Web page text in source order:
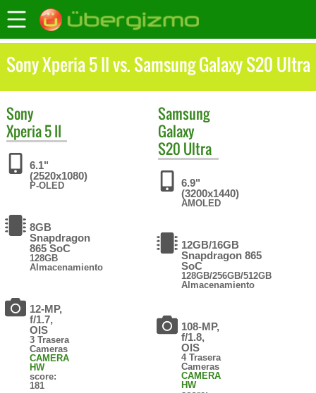
Sony Xperia 5 II vs. Samsung Galaxy S20 Ultra
Sony
Xperia 5 II
6.1"
(2520x1080)
P-OLED
8GB
Snapdragon
865 SoC
128GB
Almacenamiento
12-MP,
f/1.7,
OIS
3 Trasera
Cameras
CAMERA
HW
score:
181
Samsung
Galaxy
S20 Ultra
6.9"
(3200x1440)
AMOLED
12GB/16GB
Snapdragon 865
SoC
128GB/256GB/512GB
Almacenamiento
108-MP,
f/1.8,
OIS
4 Trasera
Cameras
CAMERA
HW